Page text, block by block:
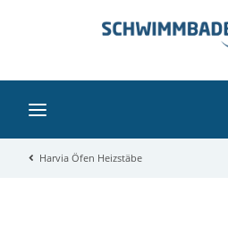
Harvia Öfen Heizstäbe